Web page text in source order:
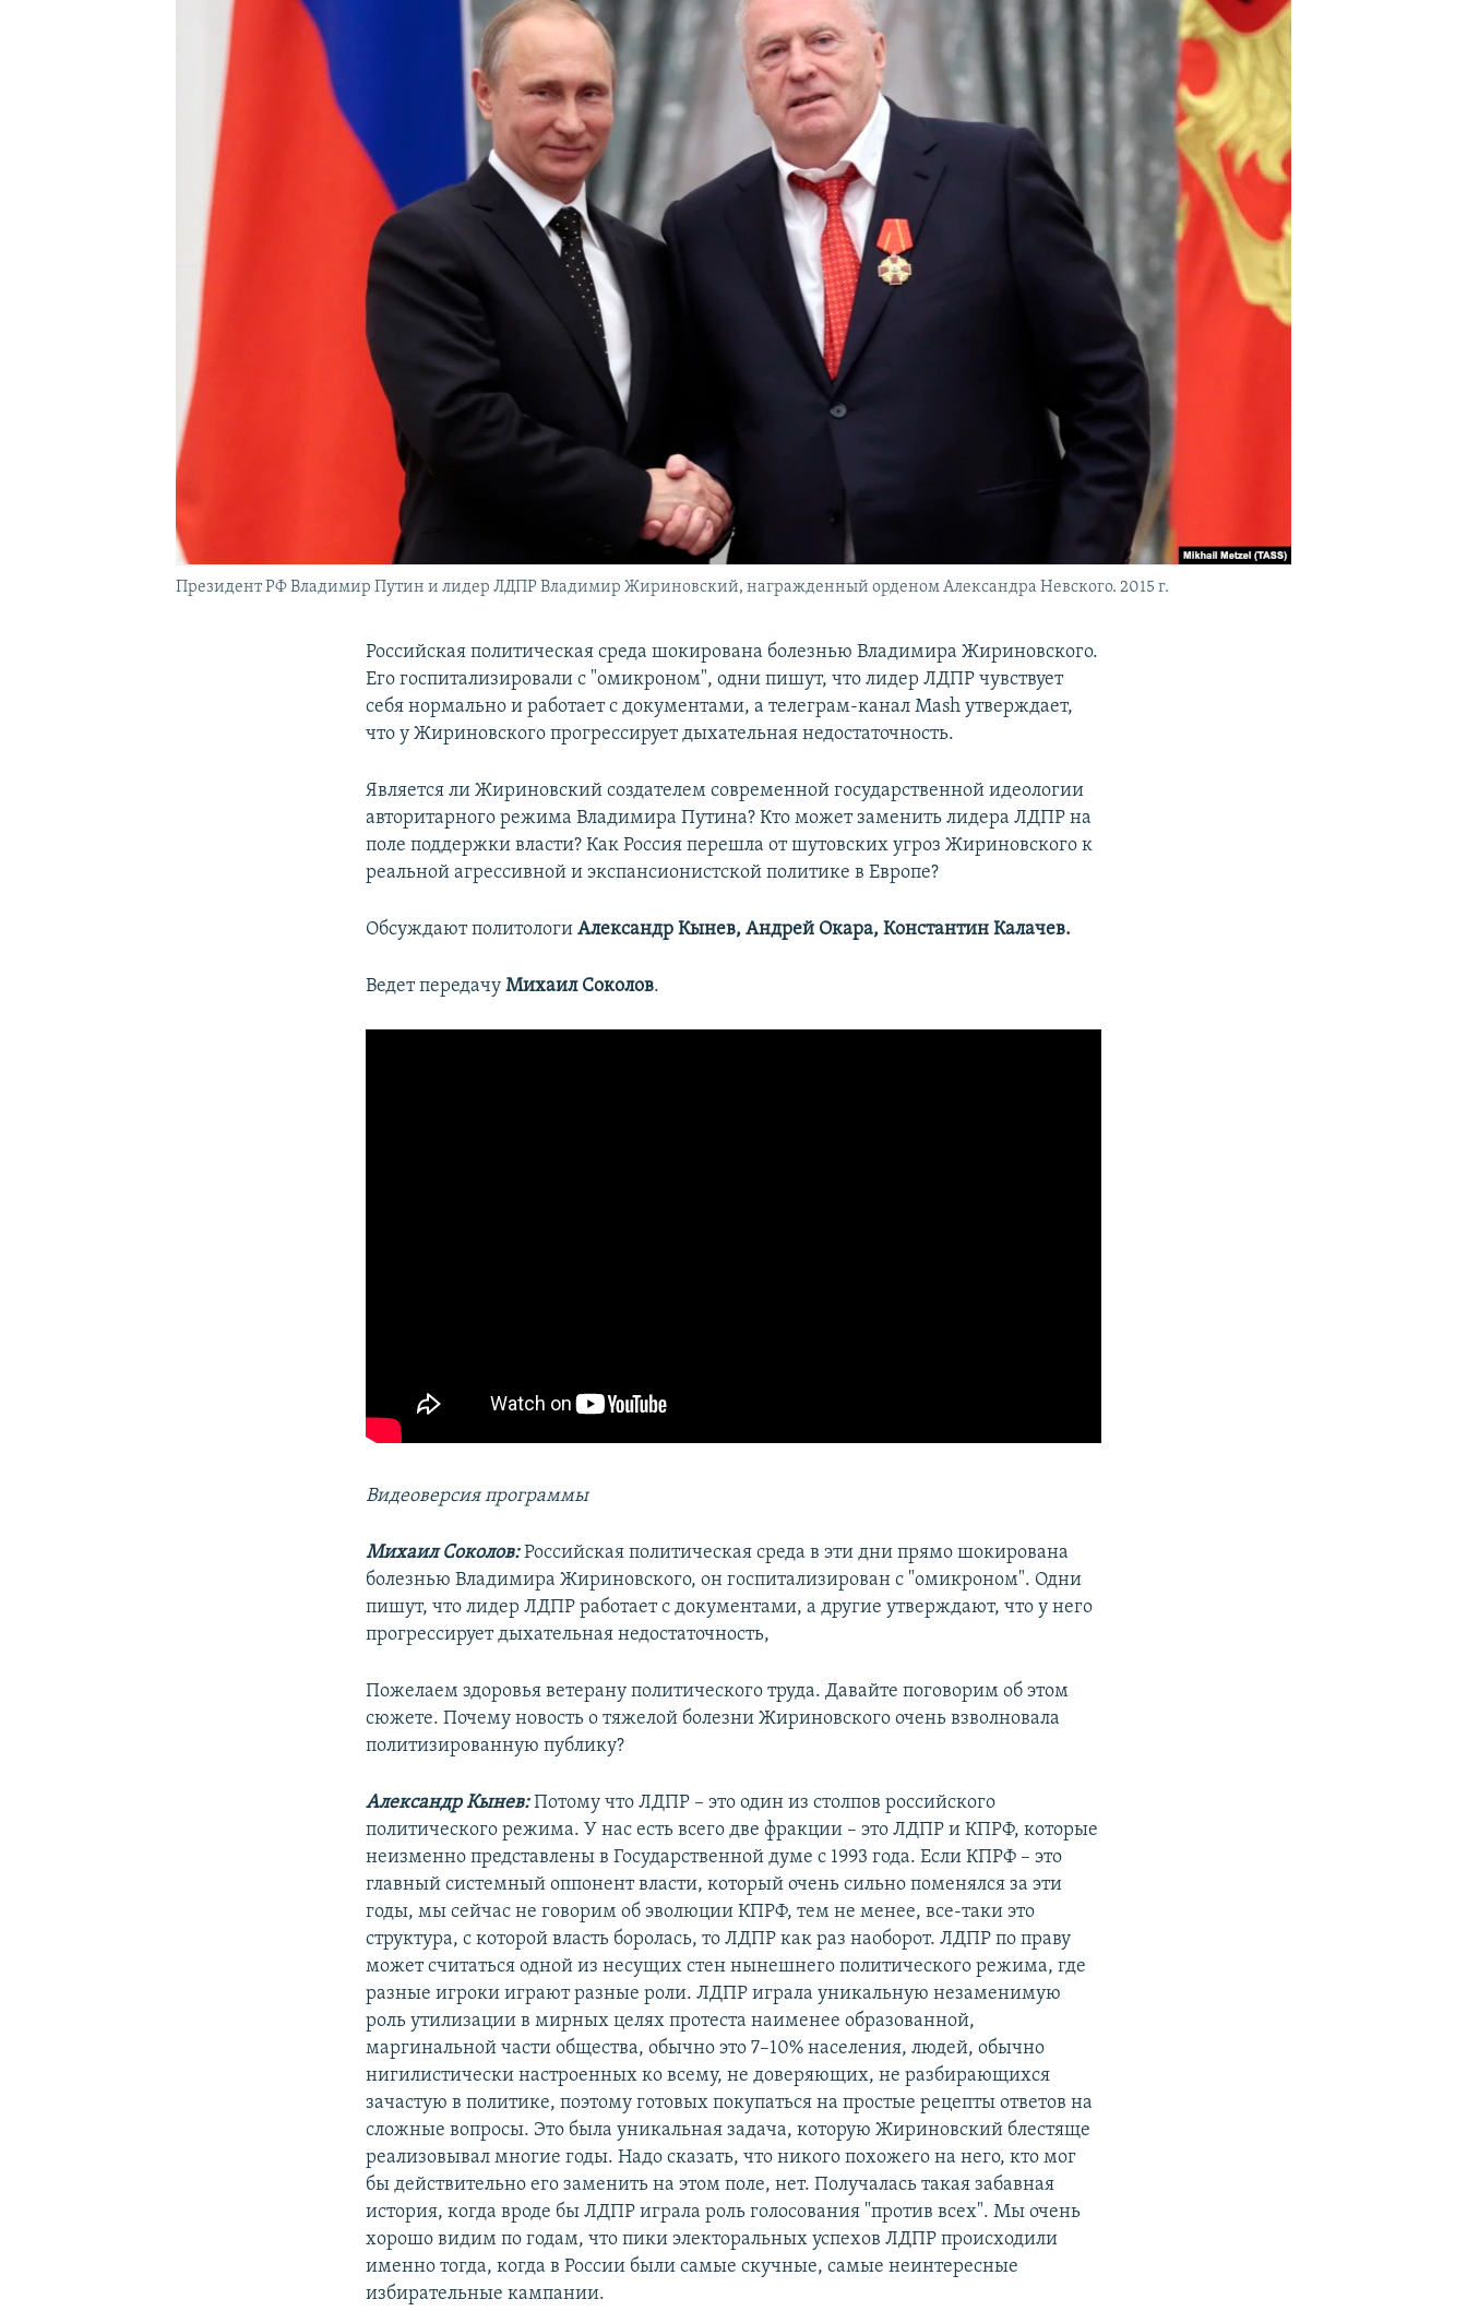
ПОДПИШИТЕСЬ НА РАССЫЛКУ
Президент РФ Владимир Путин и лидер ЛДПР Владимир Жириновский, награжденный орденом Александра Невского. 2015 г.
Российская политическая среда шокирована болезнью Владимира Жириновского.
Его госпитализировали с "омикроном", одни пишут, что лидер ЛДПР чувствует
себя нормально и работает с документами, а телеграм-канал Mash утверждает,
что у Жириновского прогрессирует дыхательная недостаточность.
Является ли Жириновский создателем современной государственной идеологии
авторитарного режима Владимира Путина? Кто может заменить лидера ЛДПР на
поле поддержки власти? Как Россия перешла от шутовских угроз Жириновского к
реальной агрессивной и экспансионистской политике в Европе?
Обсуждают политологиАлександр Кынев, Андрей Окара, Константин Калачев.
Ведет передачуМихаил Соколов.
Видеоверсия программы
Михаил Соколов:Российская политическая среда в эти дни прямо шокирована
болезнью Владимира Жириновского, он госпитализирован с "омикроном". Одни
пишут, что лидер ЛДПР работает с документами, а другие утверждают, что у него
прогрессирует дыхательная недостаточность,
Пожелаем здоровья ветерану политического труда. Давайте поговорим об этом
сюжете. Почему новость о тяжелой болезни Жириновского очень взволновала
политизированную публику?
Александр Кынев:Потому что ЛДПР – это один из столпов российского
политического режима. У нас есть всего две фракции – это ЛДПР и КПРФ, которые
неизменно представлены в Государственной думе с 1993 года. Если КПРФ – это
главный системный оппонент власти, который очень сильно поменялся за эти
годы, мы сейчас не говорим об эволюции КПРФ, тем не менее, все-таки это
структура, с которой власть боролась, то ЛДПР как раз наоборот. ЛДПР по праву
может считаться одной из несущих стен нынешнего политического режима, где
разные игроки играют разные роли. ЛДПР играла уникальную незаменимую
роль утилизации в мирных целях протеста наименее образованной,
маргинальной части общества, обычно это 7–10% населения, людей, обычно
нигилистически настроенных ко всему, не доверяющих, не разбирающихся
зачастую в политике, поэтому готовых покупаться на простые рецепты ответов на
сложные вопросы. Это была уникальная задача, которую Жириновский блестяще
реализовывал многие годы. Надо сказать, что никого похожего на него, кто мог
бы действительно его заменить на этом поле, нет. Получалась такая забавная
история, когда вроде бы ЛДПР играла роль голосования "против всех". Мы очень
хорошо видим по годам, что пики электоральных успехов ЛДПР происходили
именно тогда, когда в России были самые скучные, самые неинтересные
избирательные кампании.